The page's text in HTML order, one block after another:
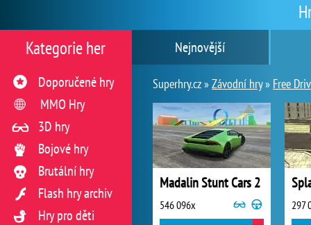
Nejnovější
Superhry.cz »Závodní hry» Free
Madalin Stunt Cars 2
546 096x 297
Kategorie her
Doporučené hry
MMO Hry
3D hry
Bojové hry
Brutální hry
Flash hry archiv
Hry pro děti